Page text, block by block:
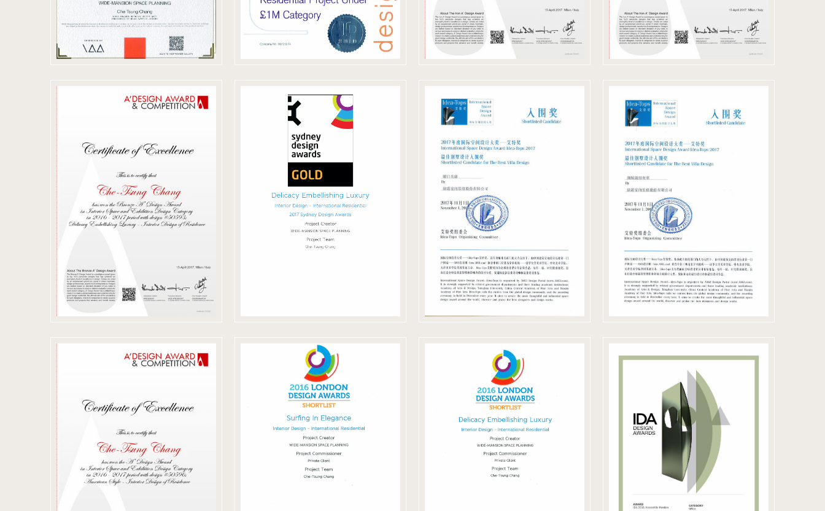
2017 義大利
A'Design Award
& Competition
50593 銅獎
2017 sydney
design awards
金獎
2017 國際空間設
計大獎
艾特獎
2017 國際空間設
計大獎
艾特獎
2017 義大利
A'Design Award
& Competition
50596 鐵獎
2016 LONDON
DESIGN
AWARDS-
Surfing In
Elegance
2016 LONDON
DESIGN
AWARDS-
Delicacy
Embellishing
IDA
international
Design Awards
2016 美國 得獎證書